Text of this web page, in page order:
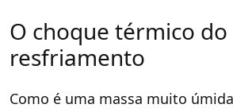
O choque térmico do
resfriamento
Como é uma massa muito